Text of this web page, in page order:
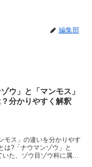
編集部
ゾウ」と「マンモス」
分かりやすく解釈
モス」の違いを分かりやす
は?「ナウマンゾウ」と
た、ゾウ目ゾウ科に属し